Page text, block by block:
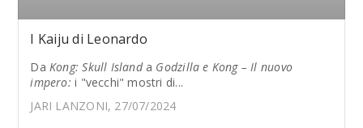
I Kaiju di Leonardo
DaKong: Skull Island a Godzilla e Kong – Il nuovo
impero:i "vecchi" mostri di...
JARI LANZONI, 27/07/2024